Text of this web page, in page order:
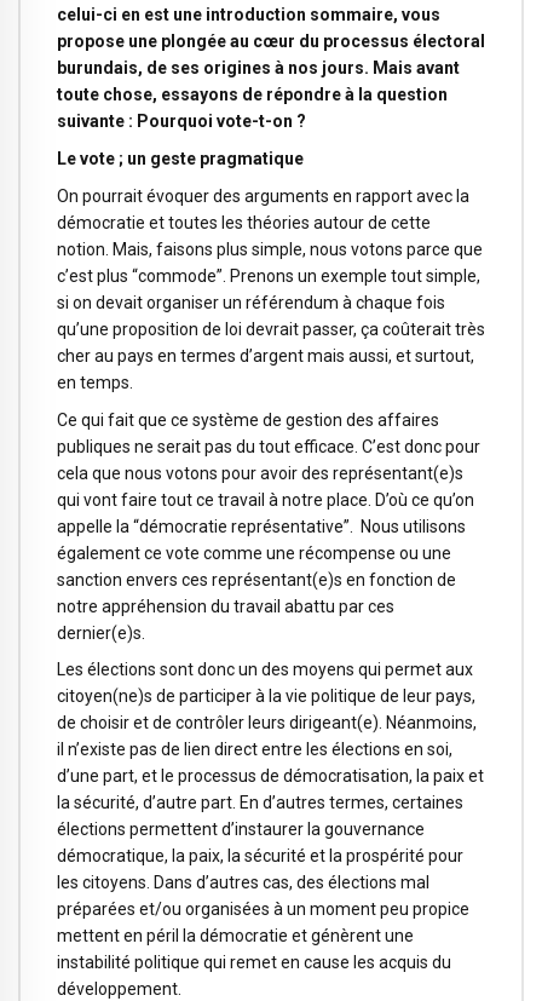
celui-ci en est une introduction sommaire, vous
propose une plongée au cœur du processus électoral
burundais, de ses origines à nos jours. Mais avant
toute chose, essayons de répondre à la question
suivante : Pourquoi vote-t-on ?
Le vote ; un geste pragmatique
On pourrait évoquer des arguments en rapport avec la
démocratie et toutes les théories autour de cette
notion. Mais, faisons plus simple, nous votons parce que
c’est plus “commode”. Prenons un exemple tout simple,
si on devait organiser un référendum à chaque fois
qu’une proposition de loi devrait passer, ça coûterait très
cher au pays en termes d’argent mais aussi, et surtout,
en temps.
Ce qui fait que ce système de gestion des affaires
publiques ne serait pas du tout efficace. C’est donc pour
cela que nous votons pour avoir des représentant(e)s
qui vont faire tout ce travail à notre place. D’où ce qu’on
appelle la “démocratie représentative”. Nous utilisons
également ce vote comme une récompense ou une
sanction envers ces représentant(e)s en fonction de
notre appréhension du travail abattu par ces
dernier(e)s.
Les élections sont donc un des moyens qui permet aux
citoyen(ne)s de participer à la vie politique de leur pays,
de choisir et de contrôler leurs dirigeant(e). Néanmoins,
il n’existe pas de lien direct entre les élections en soi,
d’une part, et le processus de démocratisation, la paix et
la sécurité, d’autre part. En d’autres termes, certaines
élections permettent d’instaurer la gouvernance
démocratique, la paix, la sécurité et la prospérité pour
les citoyens. Dans d’autres cas, des élections mal
préparées et/ou organisées à un moment peu propice
mettent en péril la démocratie et génèrent une
instabilité politique qui remet en cause les acquis du
développement.